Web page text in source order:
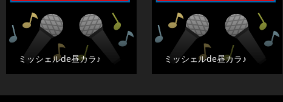
ミッシェルde昼カラ♪ ミッシェルde昼カラ♪